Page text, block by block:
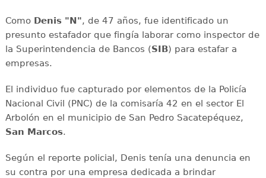
Como Denis "N", de 47 años, fue identificado un
presunto estafador que fingía laborar como inspector de
la Superintendencia de Bancos (SIB) para estafar a
empresas.
El individuo fue capturado por elementos de la Policía
Nacional Civil (PNC) de la comisaría 42 en el sector El
Arbolón en el municipio de San Pedro Sacatepéquez,
San Marcos.
Según el reporte policial, Denis tenía una denuncia en
su contra por una empresa dedicada a brindar